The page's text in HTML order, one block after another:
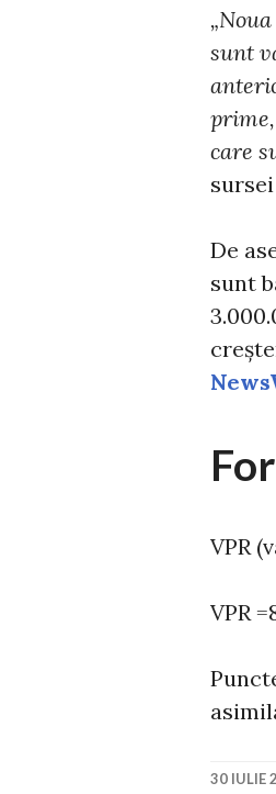
sunt
care
De
sunt
VPR
VPR
30 IULIE